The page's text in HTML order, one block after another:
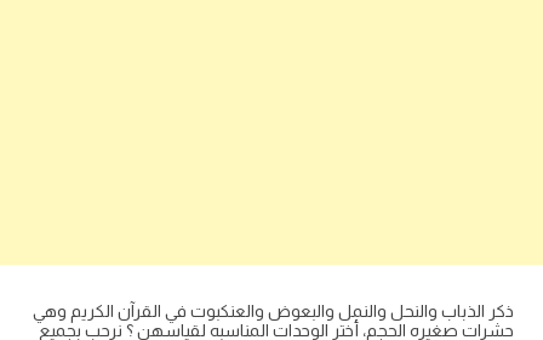
ذكر الذباب والنحل والنمل والبعوض والعنكبوت في القرآن الكريم وهي
حشرات صغيره الحجم، أختر الوحدات المناسبه لقياسهن ؟ نرحب بجميع